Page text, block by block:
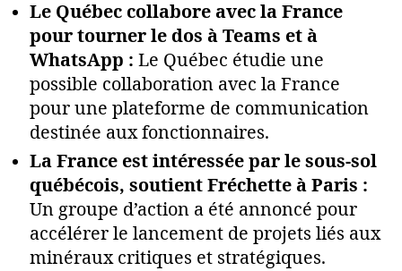
Le Québec collabore avec la France
pour tourner le dos à Teams et à
WhatsApp : Le Québec étudie une
possible collaboration avec la France
pour une plateforme de communication
destinée aux fonctionnaires.
La France est intéressée par le sous-sol
québécois, soutient Fréchette à Paris :
Un groupe d’action a été annoncé pour
accélérer le lancement de projets liés aux
minéraux critiques et stratégiques.